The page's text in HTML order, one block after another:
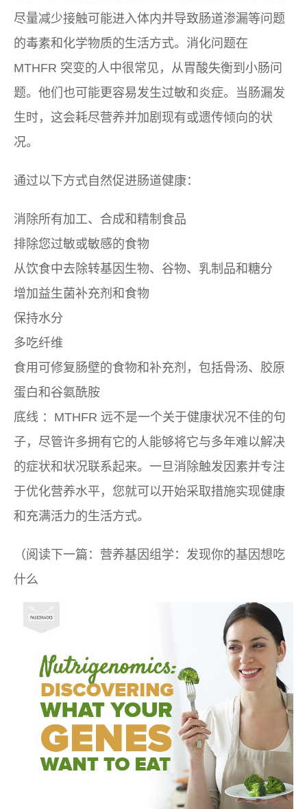
尽量减少接触可能进入体内并导致肠道渗漏等问题
的毒素和化学物质的生活方式。消化问题在
MTHFR 突变的人中很常见，从胃酸失衡到小肠问
题。他们也可能更容易发生过敏和炎症。当肠漏发
生时，这会耗尽营养并加剧现有或遗传倾向的状
况。
通过以下方式自然促进肠道健康：
消除所有加工、合成和精制食品
排除您过敏或敏感的食物
从饮食中去除转基因生物、谷物、乳制品和糖分
增加益生菌补充剂和食物
保持水分
多吃纤维
食用可修复肠壁的食物和补充剂，包括骨汤、胶原
蛋白和谷氨酰胺
底线 ：MTHFR 远不是一个关于健康状况不佳的句
子，尽管许多拥有它的人能够将它与多年难以解决
的症状和状况联系起来。一旦消除触发因素并专注
于优化营养水平，您就可以开始采取措施实现健康
和充满活力的生活方式。
（阅读下一篇：营养基因组学：发现你的基因想吃
什么